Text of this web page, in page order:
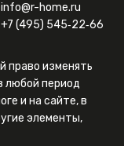
info@r-home.ru
+7 (495) 545‑22‑66
право изменять
любой период
и на сайте, в
элементы,